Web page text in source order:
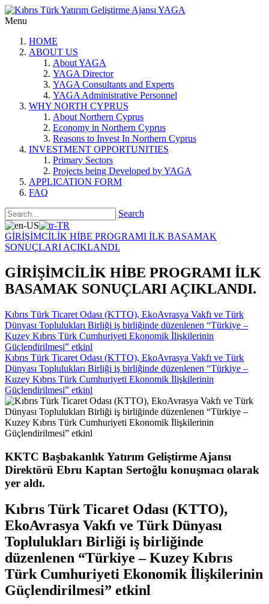
Menu
HOME
ABOUT US
About YAGA
YAGA Director
YAGA Consultants and Experts
YAGA Administrative Personnel
WHY NORTH CYPRUS
About Northern Cyprus
Economy in Northern Cyprus
Reasons to Invest In Northern Cyprus
INVESTMENT OPPORTUNITIES
Primary Sectors
Projects being Developed by YAGA
APPLICATION FORM
FAQ
Search
GİRİŞİMCİLİK HİBE PROGRAMI İLK BASAMAK
SONUÇLARI AÇIKLANDI.
GİRİŞİMCİLİK HİBE PROGRAMI İLK
BASAMAK SONUÇLARI AÇIKLANDI.
Kıbrıs Türk Ticaret Odası (KTTO), EkoAvrasya Vakfı ve Türk
Dünyası Toplulukları Birliği iş birliğinde düzenlenen “Türkiye –
Kuzey Kıbrıs Türk Cumhuriyeti Ekonomik İlişkilerinin
Güçlendirilmesi” etkinl
Kıbrıs Türk Ticaret Odası (KTTO), EkoAvrasya Vakfı ve Türk
Dünyası Toplulukları Birliği iş birliğinde düzenlenen “Türkiye –
Kuzey Kıbrıs Türk Cumhuriyeti Ekonomik İlişkilerinin
Güçlendirilmesi” etkinl
KKTC Başbakanlık Yatırım Geliştirme Ajansı
Direktörü Ebru Kaptan Sertoğlu konuşmacı olarak
yer aldı.
Kıbrıs Türk Ticaret Odası (KTTO),
EkoAvrasya Vakfı ve Türk Dünyası
Toplulukları Birliği iş birliğinde
düzenlenen “Türkiye – Kuzey Kıbrıs
Türk Cumhuriyeti Ekonomik İlişkilerinin
Güçlendirilmesi” etkinl